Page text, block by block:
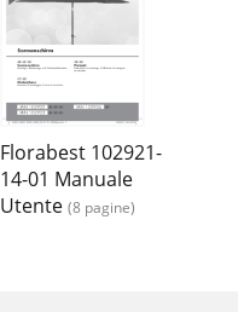
Florabest 102921-
14-01 Manuale
Utente (8 pagine)